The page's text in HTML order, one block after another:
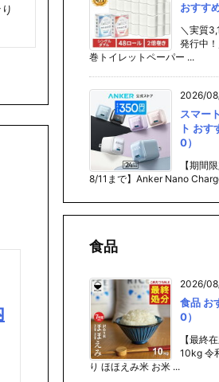
おすす
＼実質
発行中
巻トイレットペーパー ...
2026/
スマー
ト お
0）
【期間
8/11まで】Anker Nano
食品
2026/
食品 お
0）
【最終
10kg 令
り ほほえみ米 お米 ...